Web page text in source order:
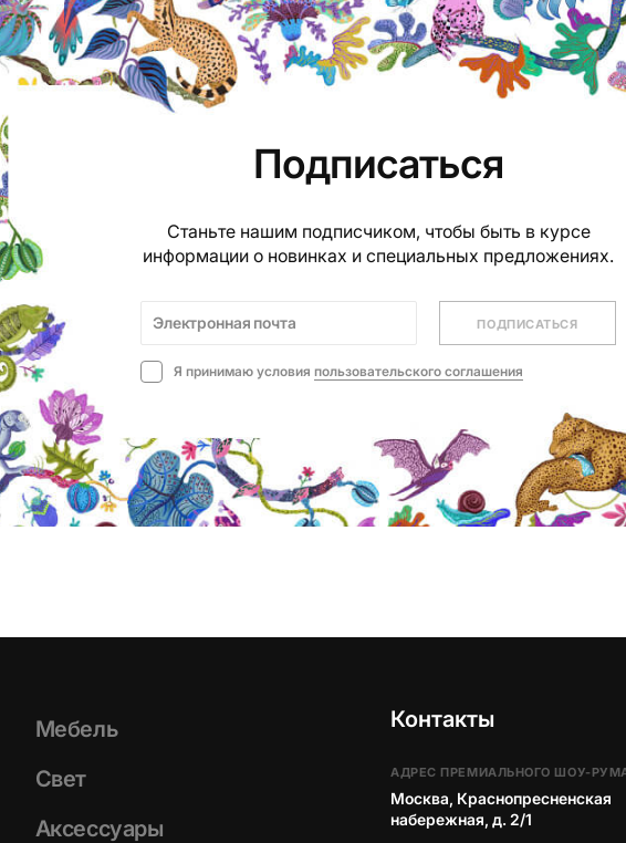
Подписаться
Станьте нашим подписчиком, чтобы быть в курсе
информации о новинках и специальных предложениях.
ПОДПИСАТЬСЯ
Я принимаю условия пользовательского соглашения
Мебель
Свет
Аксессуары
Контакты
АДРЕС ПРЕМИАЛЬНОГО ШОУ-
Москва, Краснопресненская
набережная, д. 2/1